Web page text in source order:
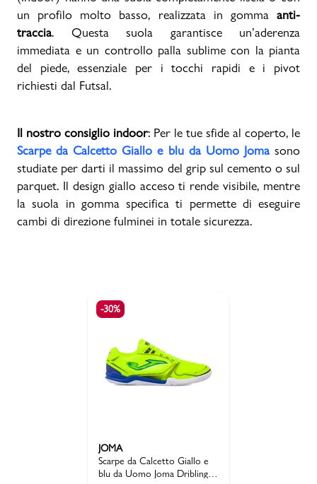
un profilo molto basso, realizzata in gomma anti-
traccia. Questa suola garantisce un’aderenza
immediata e un controllo palla sublime con la pianta
del piede, essenziale per i tocchi rapidi e i pivot
richiesti dal Futsal.
Il nostro consiglio indoor: Per le tue sfide al coperto, le
Scarpe da Calcetto Giallo e blu da Uomo Jomasono
studiate per darti il massimo del grip sul cemento o sul
parquet. Il design giallo acceso ti rende visibile, mentre
la suola in gomma specifica ti permette di eseguire
cambi di direzione fulminei in totale sicurezza.
-30%
JOMA
Scarpe da Calcetto Giallo e
blu da Uomo Joma Dribling